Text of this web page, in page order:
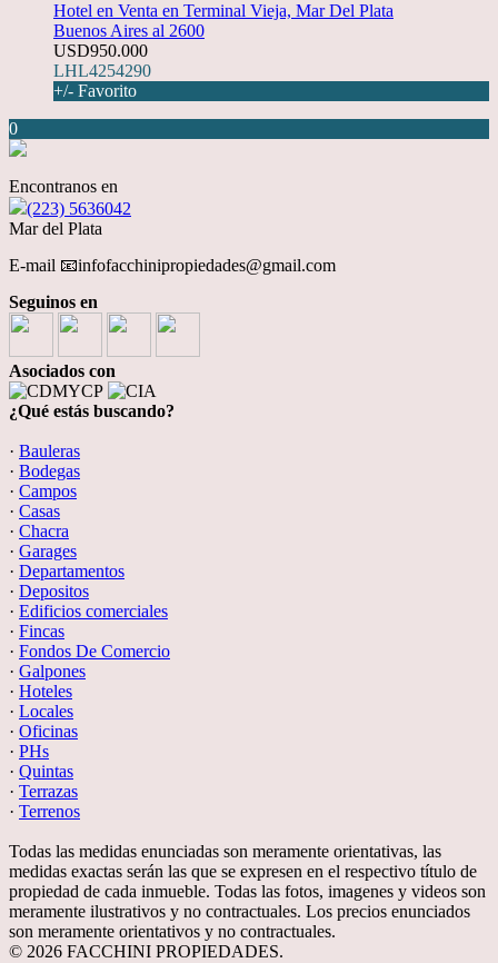
Hotel en Venta en Terminal Vieja, Mar Del Plata
Buenos Aires al 2600
USD950.000
LHL4254290
+/- Favorito
0
Encontranos en
(223) 5636042
Mar del Plata
E-mail 📧infofacchinipropiedades@gmail.com
Seguinos en
Asociados con
¿Qué estás buscando?
· Bauleras
· Bodegas
· Campos
· Casas
· Chacra
· Garages
· Departamentos
· Depositos
· Edificios comerciales
· Fincas
· Fondos De Comercio
· Galpones
· Hoteles
· Locales
· Oficinas
· PHs
· Quintas
· Terrazas
· Terrenos
Todas las medidas enunciadas son meramente orientativas, las
medidas exactas serán las que se expresen en el respectivo título de
propiedad de cada inmueble. Todas las fotos, imagenes y videos son
meramente ilustrativos y no contractuales. Los precios enunciados
son meramente orientativos y no contractuales.
© 2026 FACCHINI PROPIEDADES.